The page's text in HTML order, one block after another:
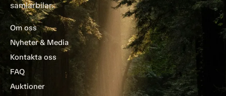
samlarbilar.
Om oss
Nyheter & Media
Kontakta oss
FAQ
Auktioner